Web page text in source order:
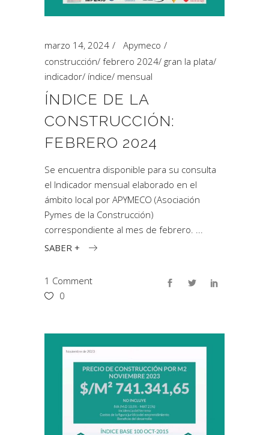
marzo 14, 2024
Apymeco
construcción/ febrero 2024/ gran la plata/
indicador/ índice/ mensual
ÍNDICE DE LA
CONSTRUCCIÓN:
FEBRERO 2024
Se encuentra disponible para su consulta
el Indicador mensual elaborado en el
ámbito local por APYMECO (Asociación
Pymes de la Construcción)
correspondiente al mes de febrero.
SABER +
1 Comment
0